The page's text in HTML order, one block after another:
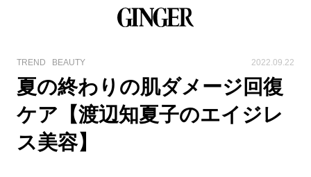
TREND BEAUTY 2022.09.22
夏の終わりの肌ダメージ回復
ケア【渡辺知夏子のエイジレ
ス美容】